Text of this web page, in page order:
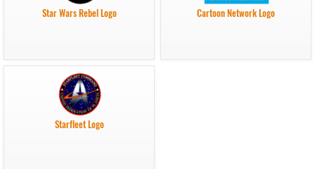
Star Wars Rebel Logo Cartoon Network Logo
Starfleet Logo